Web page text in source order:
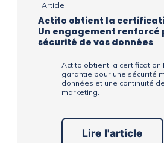
_Article
Actito obtient la
Un engagement renforcé
sécurité de vos données
Actito obtient la certification
garantie pour une sécurité
données et une continuité
marketing.
Lire l'article